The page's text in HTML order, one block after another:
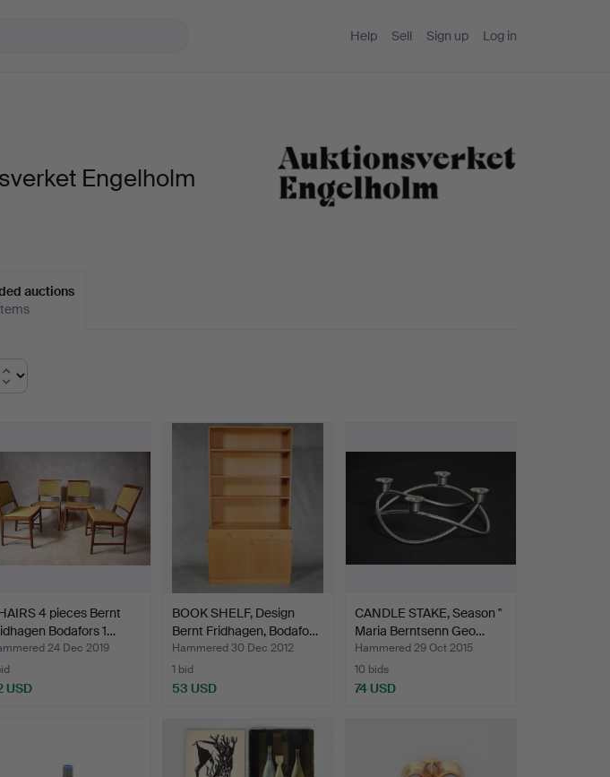
Help Sell Sign up Log in
Engelholm
auctions
4 pieces Bernt
Bodafors 1…
24 Dec 2019
USD
BOOK SHELF, Design
Bernt Fridhagen, Bodafo…
Hammered 30 Dec 2012
1 bid
53 USD
CANDLE STAKE, Season "
Maria Berntsenn Geo…
Hammered 29 Oct 2015
10 bids
74 USD